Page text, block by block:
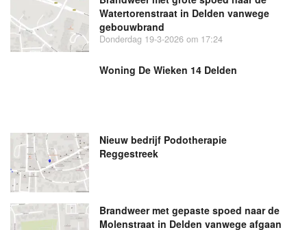
Watertorenstraat in Delden vanwege
gebouwbrand
Donderdag 19-3-2026 om 17:24
Woning De Wieken 14 Delden
Nieuw bedrijf Podotherapie
Reggestreek
Brandweer met gepaste spoed naar de
Molenstraat in Delden vanwege afgaan